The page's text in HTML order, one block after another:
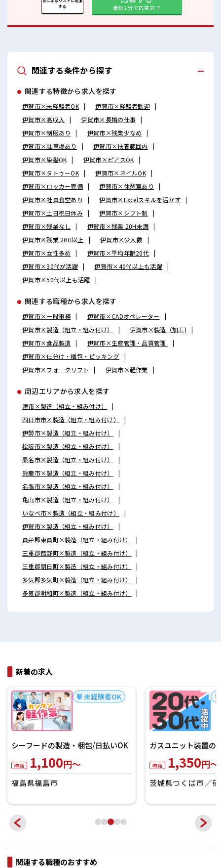
最短2分で応募完了
する
関連する条件から探す
関連する特徴から求人を探す
伊賀市×未経験者OK
伊賀市×経験者歓迎
伊賀市×高収入
伊賀市×長期の仕事
伊賀市×制服あり
伊賀市×残業少なめ
伊賀市×駐車場あり
伊賀市×扶養範囲内
伊賀市×染髪OK
伊賀市×ピアスOK
伊賀市×タトゥーOK
伊賀市×ネイルOK
伊賀市×ロッカー完備
伊賀市×休憩室あり
伊賀市×社員食堂あり
伊賀市×Excelスキルを活かす
伊賀市×土日祝日休み
伊賀市×シフト制
伊賀市×残業なし
伊賀市×残業 20H未満
伊賀市×残業 20H以上
伊賀市×少人数
伊賀市×女性多め
伊賀市×平均年齢20代
伊賀市×30代が活躍
伊賀市×40代以上も活躍
伊賀市×50代以上も活躍
関連する職種から求人を探す
伊賀市×一般事務
伊賀市×CADオペレーター
伊賀市×製造（組立・組み付け）
伊賀市×製造（加工)
伊賀市×食品製造
伊賀市×生産管理・品質管理
伊賀市×仕分け・梱包・ピッキング
伊賀市×フォークリフト
伊賀市×軽作業
周辺エリアから求人を探す
津市×製造（組立・組み付け）
四日市市×製造（組立・組み付け）
伊勢市×製造（組立・組み付け）
松阪市×製造（組立・組み付け）
桑名市×製造（組立・組み付け）
鈴鹿市×製造（組立・組み付け）
名張市×製造（組立・組み付け）
亀山市×製造（組立・組み付け）
いなべ市×製造（組立・組み付け）
伊賀市×製造（組立・組み付け）
員弁郡東員町×製造（組立・組み付け）
三重郡菰野町×製造（組立・組み付け）
三重郡朝日町×製造（組立・組み付け）
多気郡多気町×製造（組立・組み付け）
多気郡明和町×製造（組立・組み付け）
新着の求人
未経験者OK
シーフードの製造・梱包/日払いOK
時給 1,100円～
福島県福島市
ガスユニット装置の
時給 1,350円～
茨城県つくば市
関連する職種のおすすめ